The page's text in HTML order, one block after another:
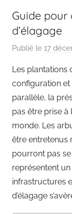
Guide
d’élagage
Publié le 17
Les plantations
configuration et
parallèle, la
pas être prise
monde. Les
être entretenus
pourront pas
représentent
infrastructures
d’élagage